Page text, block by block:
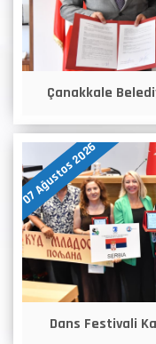
Çanakkale
07 Ağustos 2026
Dans Festivali